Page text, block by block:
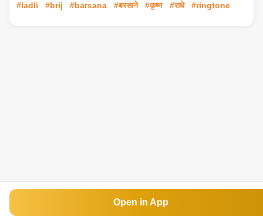
#ladli
#brij #barsana #बरसाने #कृष्ण #राधे #ringtone
Open in App